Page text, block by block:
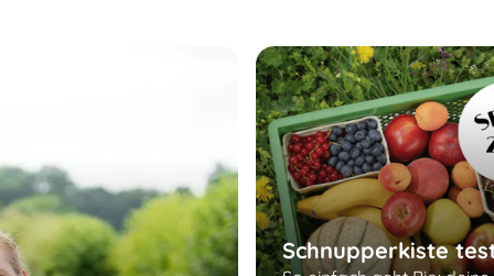
Schnupperkiste